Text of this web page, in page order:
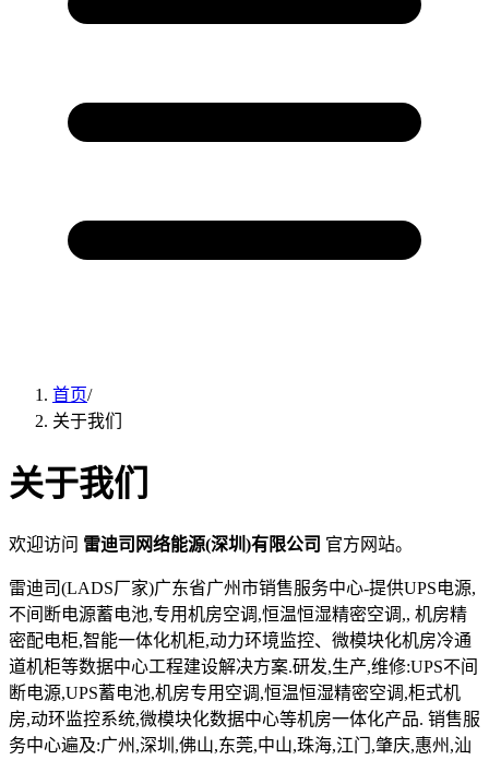
首页/
关于我们
关于我们
欢迎访问 雷迪司网络能源(深圳)有限公司 官方网站。
雷迪司(LADS厂家)广东省广州市销售服务中心-提供UPS电源,
不间断电源蓄电池,专用机房空调,恒温恒湿精密空调,, 机房精
密配电柜,智能一体化机柜,动力环境监控、微模块化机房冷通
道机柜等数据中心工程建设解决方案.研发,生产,维修:UPS不间
断电源,UPS蓄电池,机房专用空调,恒温恒湿精密空调,柜式机
房,动环监控系统,微模块化数据中心等机房一体化产品. 销售服
务中心遍及:广州,深圳,佛山,东莞,中山,珠海,江门,肇庆,惠州,汕